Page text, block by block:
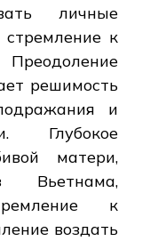
личные
к
решимость
и
Глубокое
матери,
Вьетнама,
к
воздать